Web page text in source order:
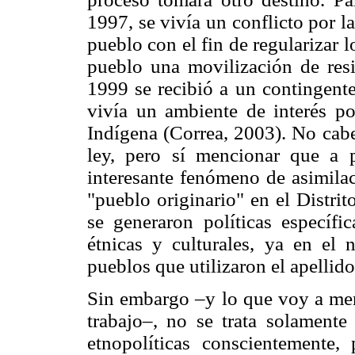
1997, se vivía un conflicto por
pueblo con el fin de regularizar
pueblo una movilización de
1999 se recibió a un
vivía un ambiente de interés
Indígena (Correa, 2003). No
ley, pero sí mencionar que a
interesante fenómeno de
"pueblo originario" en el
se generaron políticas
étnicas y culturales, ya en el
pueblos que utilizaron el
Sin embargo –y lo que voy a
trabajo–, no se trata
etnopolíticas